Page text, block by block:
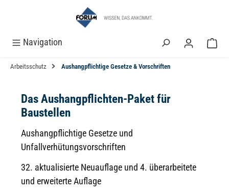
Navigation
Arbeitsschutz Aushangpflichtige Gesetze & Vorschriften
Das Aushangpflichten-Paket für
Baustellen
Aushangpflichtige Gesetze und
Unfallverhütungsvorschriften
32. aktualisierte Neuauflage und 4. überarbeitete
und erweiterte Auflage